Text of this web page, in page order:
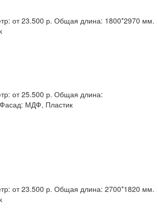
от 23.500 р. Общая длина: 1800*2970 мм.
от 25.500 р. Общая длина:
Фасад: МДФ, Пластик
от 23.500 р. Общая длина: 2700*1820 мм.